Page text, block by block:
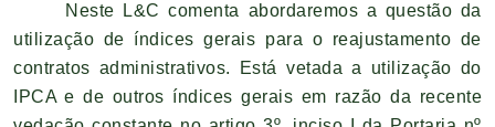
Neste L&C comenta abordaremos a questão da
utilização de índices gerais para o reajustamento de
contratos administrativos. Está vetada a utilização do
IPCA e de outros índices gerais em razão da recente